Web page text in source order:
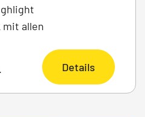
mit allen
Details